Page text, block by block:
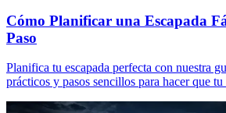
Cómo Planificar una Escapada
Paso
Planifica tu escapada perfecta con nuestra
prácticos y pasos sencillos para hacer que